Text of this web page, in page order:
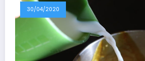
30/04/2020